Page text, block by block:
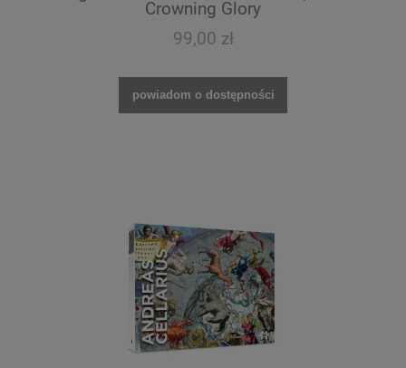
Crowning Glory
99,00 zł
powiadom o dostępności